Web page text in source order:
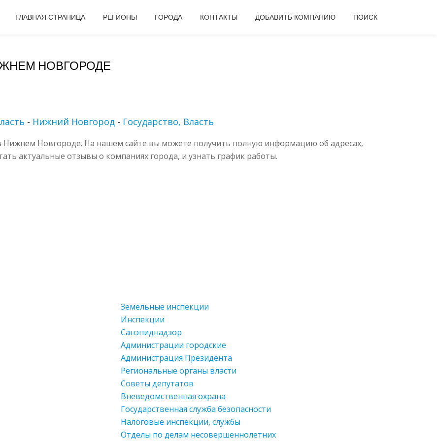
ГЛАВНАЯ СТРАНИЦА РЕГИОНЫ ГОРОДА КОНТАКТЫ ДОБАВИТЬ КОМПАНИЮ ПОИСК
НОВГОРОДЕ
- Нижний Новгород - Государство, Власть
Нижнем Новгороде. На нашем сайте вы можете получить полную информацию об адресах,
актуальные отзывы о компаниях города, и узнать график работы.
Земельные инспекции
Инспекции
Санэпиднадзор
Администрации городские
Администрация Президента
Региональные органы власти
Советы депутатов
Вневедомственная охрана
Государственная служба безопасности
Налоговые инспекции, службы
Отделы по делам несовершеннолетних